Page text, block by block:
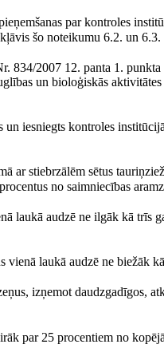
par kontroles
šo noteikumu 6.2. un
834/2007 12. panta 1.
un bioloģiskās
un iesniegts kontroles
ar stiebrzālēm sētus
no saimniecības
laukā audzē ne ilgāk kā trīs
vienā laukā audzē ne biežāk
izņemot daudzgadīgos,
par 25 procentiem no